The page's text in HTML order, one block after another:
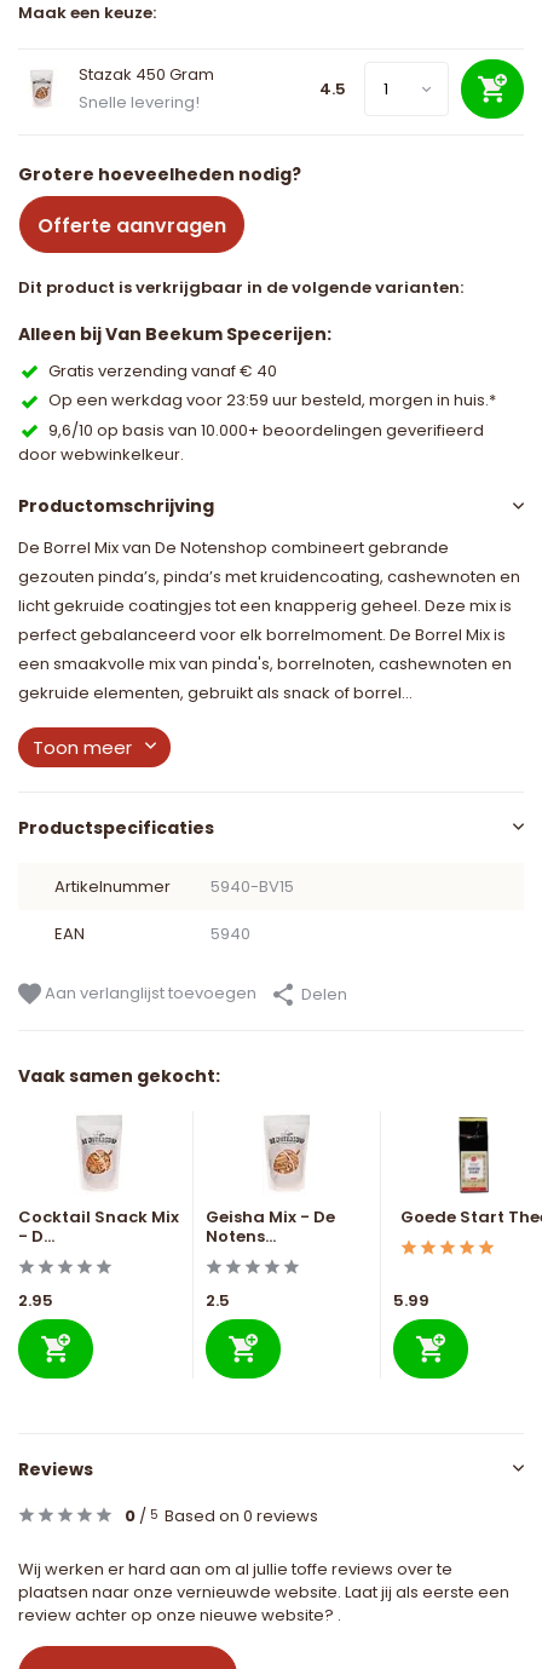
Maak een keuze:
Stazak 450 Gram
Snelle levering!
4.5
Grotere hoeveelheden nodig?
Offerte aanvragen
Dit product is verkrijgbaar in de volgende varianten:
Alleen bij Van Beekum Specerijen:
Gratis verzending vanaf € 40
Op een werkdag voor 23:59 uur besteld, morgen in huis.*
9,6/10 op basis van 10.000+ beoordelingen geverifieerd
door webwinkelkeur.
Productomschrijving
De Borrel Mix van De Notenshop combineert gebrande
gezouten pinda’s, pinda’s met kruidencoating, cashewnoten en
licht gekruide coatingjes tot een knapperig geheel. Deze mix is
perfect gebalanceerd voor elk borrelmoment. De Borrel Mix is
een smaakvolle mix van pinda's, borrelnoten, cashewnoten en
gekruide elementen, gebruikt als snack of borrel...
Toon meer
Productspecificaties
Artikelnummer 5940-BV15
EAN 5940
Aan verlanglijst toevoegen Delen
Vaak samen gekocht:
Cocktail Snack Mix
- D...
2.95
Geisha Mix - De
Notens...
2.5
Goede Start
5.99
Reviews
0 / 5 Based on 0 reviews
Wij werken er hard aan om al jullie toffe reviews over te
plaatsen naar onze vernieuwde website. Laat jij als eerste een
review achter op onze nieuwe website? .